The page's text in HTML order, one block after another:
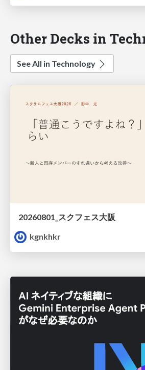
Other Decks in
See All in Technology
20260801_スクフェス大阪
kgnkhkr